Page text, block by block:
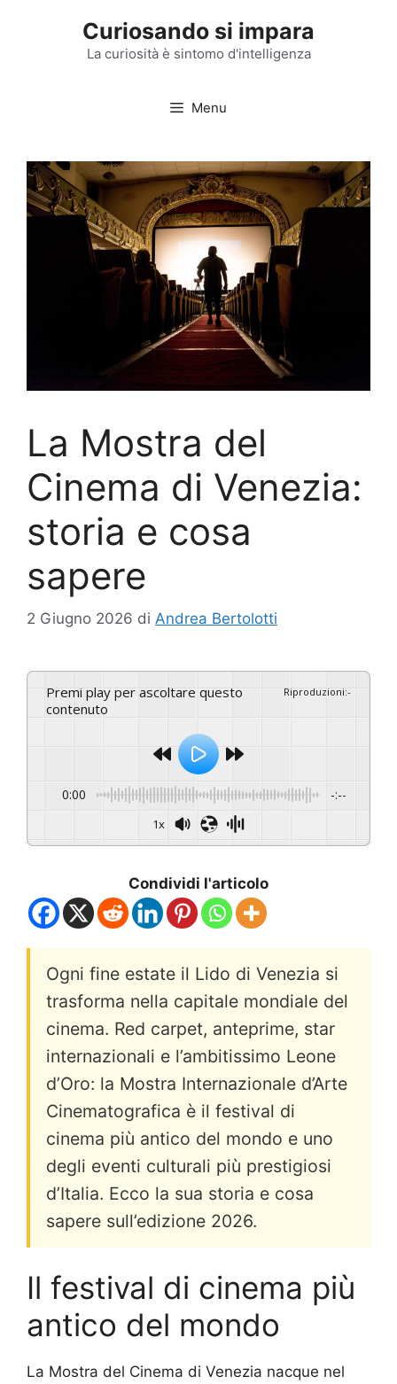
Curiosando si impara
La curiosità è sintomo d'intelligenza
Menu
La Mostra del
Cinema di Venezia:
storia e cosa
sapere
2 Giugno 2026 di Andrea Bertolotti
Premi play per ascoltare questo
contenuto
Riproduzioni:-
0:00 -:--
1x
Condividi l'articolo
Ogni fine estate il Lido di Venezia si
trasforma nella capitale mondiale del
cinema. Red carpet, anteprime, star
internazionali e l’ambitissimo Leone
d’Oro: la Mostra Internazionale d’Arte
Cinematografica è il festival di
cinema più antico del mondo e uno
degli eventi culturali più prestigiosi
d’Italia. Ecco la sua storia e cosa
sapere sull’edizione 2026.
Il festival di cinema più
antico del mondo
La Mostra del Cinema di Venezia nacque nel